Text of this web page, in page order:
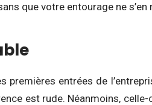
que votre entourage ne s’en
premières entrées de
est rude. Néanmoins,